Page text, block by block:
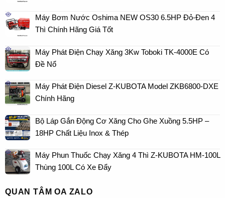
Máy Bơm Nước Oshima NEW OS30 6.5HP Đỏ-Đen 4
Thì Chính Hãng Giá Tốt
Máy Phát Điện Chạy Xăng 3Kw Toboki TK-4000E Có
Đề Nổ
Máy Phát Điện Diesel Z-KUBOTA Model ZKB6800-DXE
Chính Hãng
Bộ Láp Gắn Động Cơ Xăng Cho Ghe Xuồng 5.5HP –
18HP Chất Liệu Inox & Thép
Máy Phun Thuốc Chạy Xăng 4 Thì Z-KUBOTA HM-100L
Thùng 100L Có Xe Đẩy
QUAN TÂM OA ZALO